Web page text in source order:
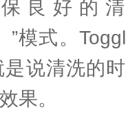
良好的
”模式。
说清洗的
果。